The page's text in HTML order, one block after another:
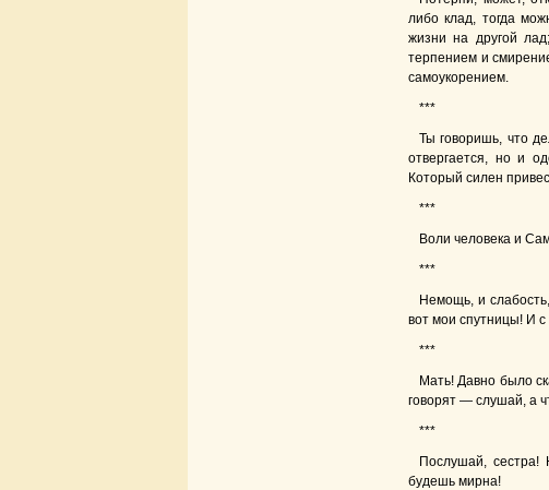
либо клад, тогда
жизни на другой
терпением и
самоукорением.
***
Ты говоришь, что
отвергается, но и
Который силен
***
Воли человека и
***
Немощь, и
вот мои спутницы! И
***
Мать! Давно было
говорят — слушай, а
***
Послушай,
будешь мирна!